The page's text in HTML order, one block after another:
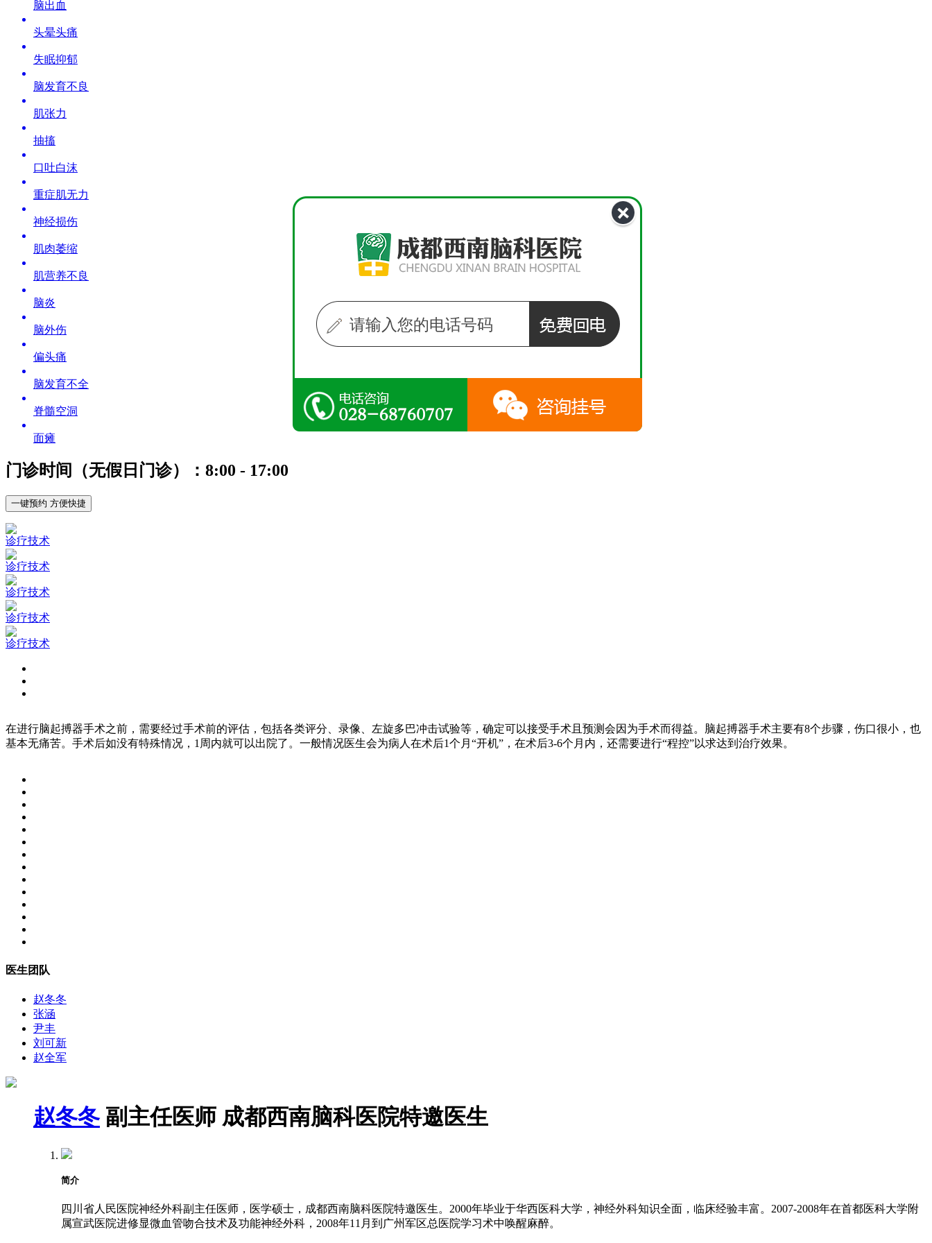
脑出血
头晕头痛
失眠抑郁
脑发育不良
肌张力
抽搐
口吐白沫
重症肌无力
神经损伤
肌肉萎缩
肌营养不良
脑炎
脑外伤
偏头痛
脑发育不全
脊髓空洞
面瘫
门诊时间（无假日门诊）：8:00 - 17:00
一键预约 方便快捷
诊疗技术
诊疗技术
诊疗技术
诊疗技术
诊疗技术
在进行脑起搏器手术之前，需要经过手术前的评估，包括各类评分、录像、左旋多巴冲击试验等，确定可以接受手术且预测会因为手术而得益。脑起搏器手术主要有8个步骤，伤口很小，也
基本无痛苦。手术后如没有特殊情况，1周内就可以出院了。一般情况医生会为病人在术后1个月“开机”，在术后3-6个月内，还需要进行“程控”以求达到治疗效果。
医生团队
赵冬冬
张涵
尹丰
刘可新
赵全军
赵冬冬 副主任医师 成都西南脑科医院特邀医生
简介
四川省人民医院神经外科副主任医师，医学硕士，成都西南脑科医院特邀医生。2000年毕业于华西医科大学，神经外科知识全面，临床经验丰富。2007-2008年在首都医科大学附
属宣武医院进修显微血管吻合技术及功能神经外科，2008年11月到广州军区总医院学习术中唤醒麻醉。